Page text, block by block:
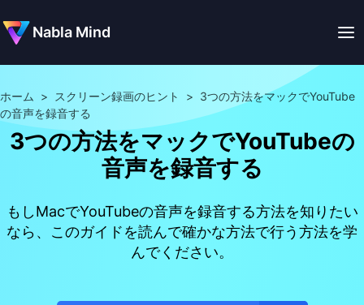
Nabla Mind
ホーム > スクリーン録画のヒント > 3つの方法をマックでYouTube
の音声を録音する
3つの方法をマックでYouTubeの
音声を録音する
もしMacでYouTubeの音声を録音する方法を知りたい
なら、このガイドを読んで確かな方法で行う方法を学
んでください。